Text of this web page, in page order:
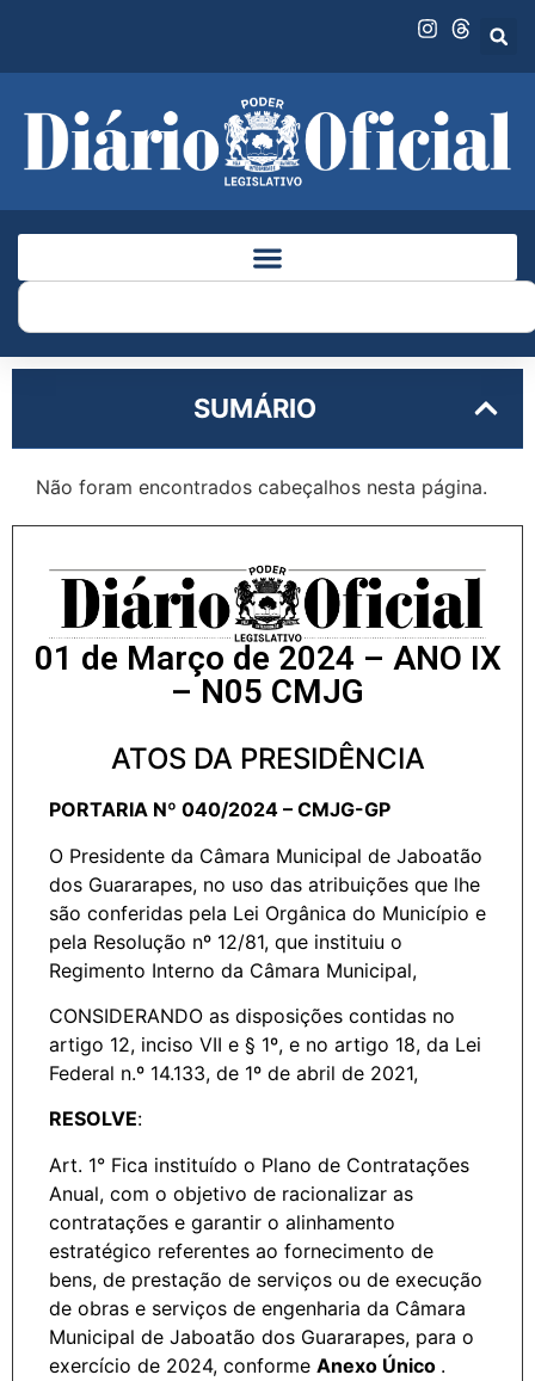
SUMÁRIO
Não foram encontrados cabeçalhos nesta página.
01 de Março de 2024 – ANO IX
– N05 CMJG
ATOS DA PRESIDÊNCIA
PORTARIA Nº 040/2024 – CMJG-GP
O Presidente da Câmara Municipal de Jaboatão
dos Guararapes, no uso das atribuições que lhe
são conferidas pela Lei Orgânica do Município e
pela Resolução nº 12/81, que instituiu o
Regimento Interno da Câmara Municipal,
CONSIDERANDO as disposições contidas no
artigo 12, inciso VII e § 1º, e no artigo 18, da Lei
Federal n.º 14.133, de 1º de abril de 2021,
RESOLVE:
Art. 1° Fica instituído o Plano de Contratações
Anual, com o objetivo de racionalizar as
contratações e garantir o alinhamento
estratégico referentes ao fornecimento de
bens, de prestação de serviços ou de execução
de obras e serviços de engenharia da Câmara
Municipal de Jaboatão dos Guararapes, para o
exercício de 2024, conforme Anexo Único .